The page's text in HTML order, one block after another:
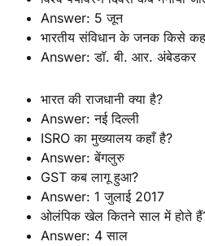
Answer: 5 जून
भारतीय संविधान के जनक किसे
Answer: डॉ. बी. आर. अंबेडकर
भारत की राजधानी क्या है?
Answer: नई दिल्ली
ISRO का मुख्यालय कहाँ है?
Answer: बेंगलुरु
GST कब लागू हुआ?
Answer: 1 जुलाई 2017
ओलंपिक खेल कितने साल में होते
Answer: 4 साल